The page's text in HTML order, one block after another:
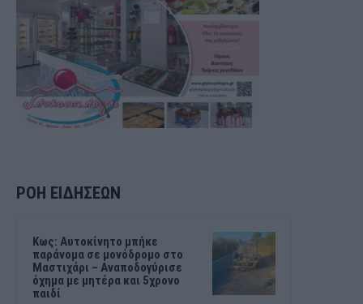
ΡΟΗ ΕΙΔΗΣΕΩΝ
Kως: Αυτοκίνητο μπήκε
παράνομα σε μονόδρομο στο
Μαστιχάρι – Αναποδογύρισε
όχημα με μητέρα και 5χρονο
παιδί